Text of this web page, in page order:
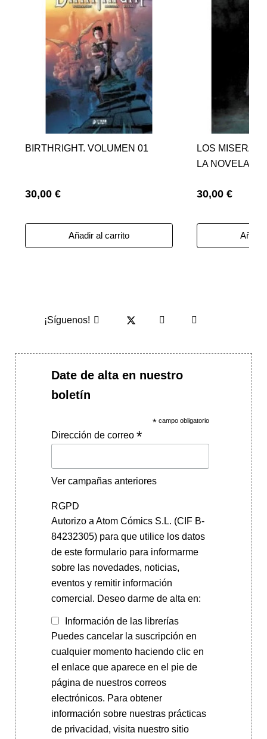
BIRTHRIGHT. VOLUMEN 01
30,00 €
Añadir al carrito
LOS
LA NOVELA
30,00 €
¡Síguenos!
Date de alta en nuestro
boletín
* campo obligatorio
Dirección de correo *
Ver campañas anteriores
RGPD
Autorizo a Atom Cómics S.L. (CIF B-
84232305) para que utilice los datos
de este formulario para informarme
sobre las novedades, noticias,
eventos y remitir información
comercial. Deseo darme de alta en:
Información de las librerías
Puedes cancelar la suscripción en
cualquier momento haciendo clic en
el enlace que aparece en el pie de
página de nuestros correos
electrónicos. Para obtener
información sobre nuestras prácticas
de privacidad, visita nuestro sitio